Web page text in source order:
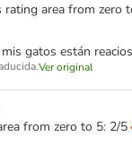
rating area from zero
gatos están
Ver original
from zero to 5: 2/5